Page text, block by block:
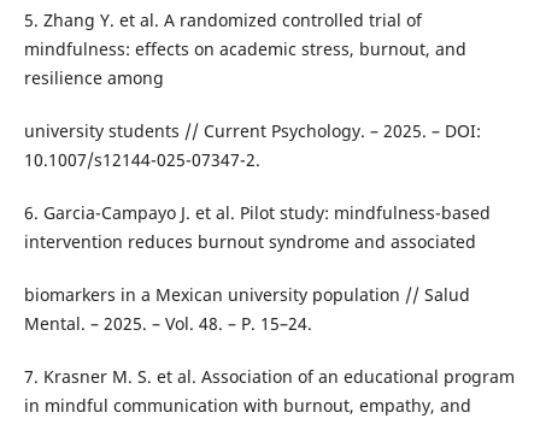
5. Zhang Y. et al. A randomized controlled trial of
mindfulness: effects on academic stress, burnout, and
resilience among
university students // Current Psychology. – 2025. – DOI:
10.1007/s12144-025-07347-2.
6. Garcia-Campayo J. et al. Pilot study: mindfulness-based
intervention reduces burnout syndrome and associated
biomarkers in a Mexican university population // Salud
Mental. – 2025. – Vol. 48. – P. 15–24.
7. Krasner M. S. et al. Association of an educational program
in mindful communication with burnout, empathy, and